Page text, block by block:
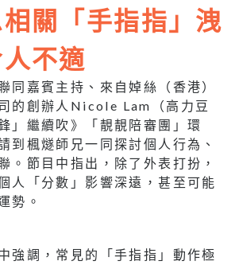
關「手指指」洩
不適
同嘉賓主持、來自婥絲（香港）
的創辦人Nicole Lam（高力豆
」繼續吹》「靚靚陪審團」環
到楓燧師兄一同探討個人行為、
。節目中指出，除了外表打扮，
人「分數」影響深遠，甚至可能
勢。
強調，常見的「手指指」動作極